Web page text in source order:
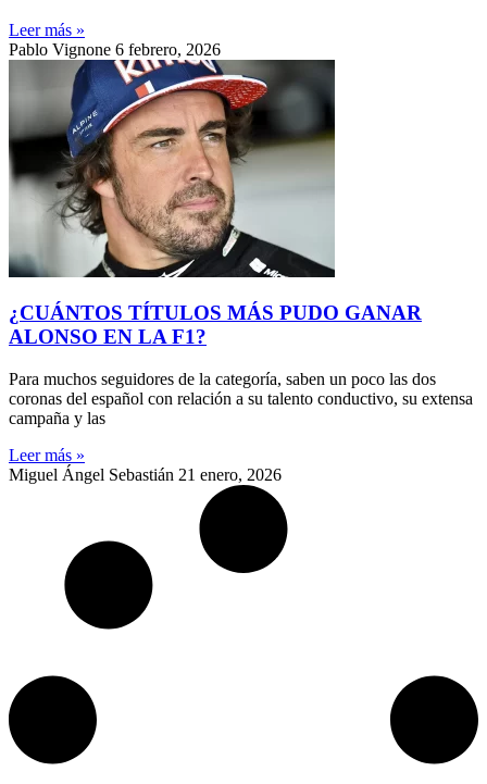
Leer más »
Pablo Vignone 6 febrero, 2026
¿CUÁNTOS TÍTULOS MÁS PUDO GANAR
ALONSO EN LA F1?
Para muchos seguidores de la categoría, saben un poco las dos
coronas del español con relación a su talento conductivo, su extensa
campaña y las
Leer más »
Miguel Ángel Sebastián 21 enero, 2026